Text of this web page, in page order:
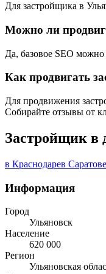
Для застройщика в
Можно ли
Да, базовое SEO можно
Как продвигать
Для продвижения
Собирайте отзывы от
Застройщик в
в Краснодарев Саратове
Информация
Город
Ульяновск
Население
620 000
Регион
Ульяновская